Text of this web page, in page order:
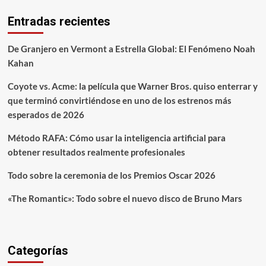
Entradas recientes
De Granjero en Vermont a Estrella Global: El Fenómeno Noah
Kahan
Coyote vs. Acme: la película que Warner Bros. quiso enterrar y
que terminó convirtiéndose en uno de los estrenos más
esperados de 2026
Método RAFA: Cómo usar la inteligencia artificial para
obtener resultados realmente profesionales
Todo sobre la ceremonia de los Premios Oscar 2026
«The Romantic»: Todo sobre el nuevo disco de Bruno Mars
Categorías